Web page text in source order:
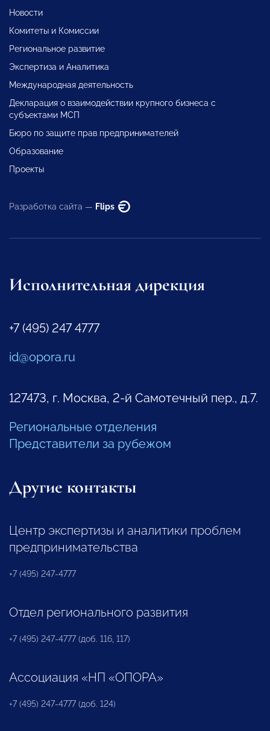
Новости
Комитеты и Комиссии
Региональное развитие
Экспертиза и Аналитика
Международная деятельность
Декларация о взаимодействии крупного бизнеса с
субъектами МСП
Бюро по защите прав предпринимателей
Образование
Проекты
Разработка сайта — Flips
Исполнительная дирекция
+7 (495) 247 4777
id@opora.ru
127473, г. Москва, 2-й Самотечный пер., д.7.
Региональные отделения
Представители за рубежом
Другие контакты
Центр экспертизы и аналитики проблем
предпринимательства
+7 (495) 247-4777
Отдел регионального развития
+7 (495) 247-4777 (доб. 116, 117)
Ассоциация «НП «ОПОРА»
+7 (495) 247-4777 (доб. 124)